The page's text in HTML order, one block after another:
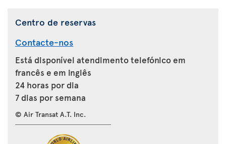
Centro de reservas
Contacte-nos
Está disponível atendimento telefónico em
francês e em inglês
24 horas por dia
7 dias por semana
© Air Transat A.T. Inc.